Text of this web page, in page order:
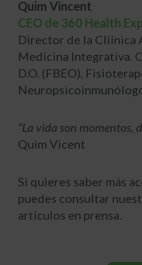
Quim Vincent
CEO de 360 Health
Director de la Clíínica
Medicina Integrativa.
D.O. (FBEO),
“La vida son momentos,
Quim Vicent
Si quieres saber más
puedes consultar
artículos en prensa.